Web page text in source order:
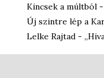
Kincsek a múltból
Új szintre lép a
Lelke Rajtad -